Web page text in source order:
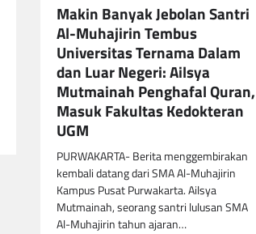
Makin Banyak Jebolan Santri
Al-Muhajirin Tembus
Universitas Ternama Dalam
dan Luar Negeri: Ailsya
Mutmainah Penghafal Quran,
Masuk Fakultas Kedokteran
UGM
PURWAKARTA- Berita menggembirakan
kembali datang dari SMA Al-Muhajirin
Kampus Pusat Purwakarta. Ailsya
Mutmainah, seorang santri lulusan SMA
Al-Muhajirin tahun ajaran…